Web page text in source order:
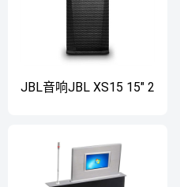
JBL音响JBL XS15 15" 2